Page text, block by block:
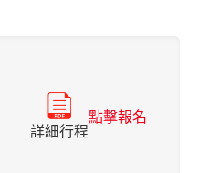
詳細行程
點擊報名